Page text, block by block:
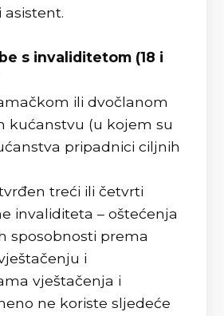
asistent.
s invaliditetom (18 i
ili dvočlanom
kućanstvu (u kojem su
pripadnici ciljnih
treći ili četvrti
invaliditeta – oštećenja
sposobnosti prema
i
vještačenja i
ne koriste sljedeće